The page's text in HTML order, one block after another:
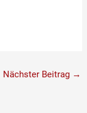
Nächster Beitrag →